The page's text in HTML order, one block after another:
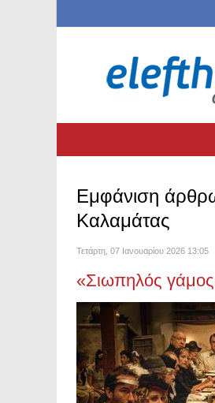
Εμφάνιση
Καλαμάτας
Τετάρτη, 07 Ιανουαρίου 2026 13:05
«Σιωπηλός